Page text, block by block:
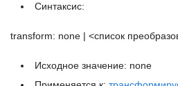
Синтаксис:
transform: none | <список
Исходное значение: none